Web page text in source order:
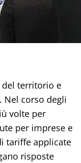
del territorio e
Nel corso degli
volte per
per imprese e
tariffe applicate
risposte